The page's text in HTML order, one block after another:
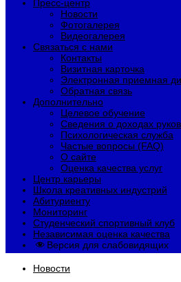
Пресс-центр
Новости
Фотогалерея
Видеогалерея
Связаться с нами
Контакты
Визитная карточка
Электронная приемная
Обратная связь
Дополнительно
Целевое обучение
Сведения о доходах
Психологическая служба
Частые вопросы (FAQ)
О сайте
Оценка качества услуг
Центр карьеры
Школа креативных индустрий
Абитуриенту
Мониторинг
Студенческий спортивный клуб
Независимая оценка качества
Версия для слабовидящих
Новости